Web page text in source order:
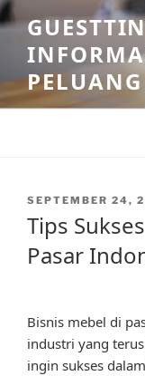
Skip
to
content
POSTED
ON
SEPTEMBER 24,
Tips
Pasar
Bisnis mebel di
industri yang
ingin sukses